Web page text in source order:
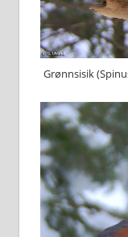
G⁠rønnsisik